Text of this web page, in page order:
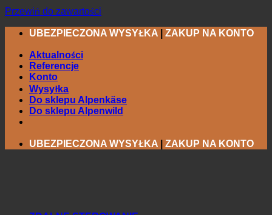
Przewiń do zawartości
UBEZPIECZONA WYSYŁKA ZAKUP NA KONTO
Aktualności
Referencje
Konto
Wysyłka
Do sklepu Alpenkäse
Do sklepu Alpenwild
UBEZPIECZONA WYSYŁKA ZAKUP NA KONTO